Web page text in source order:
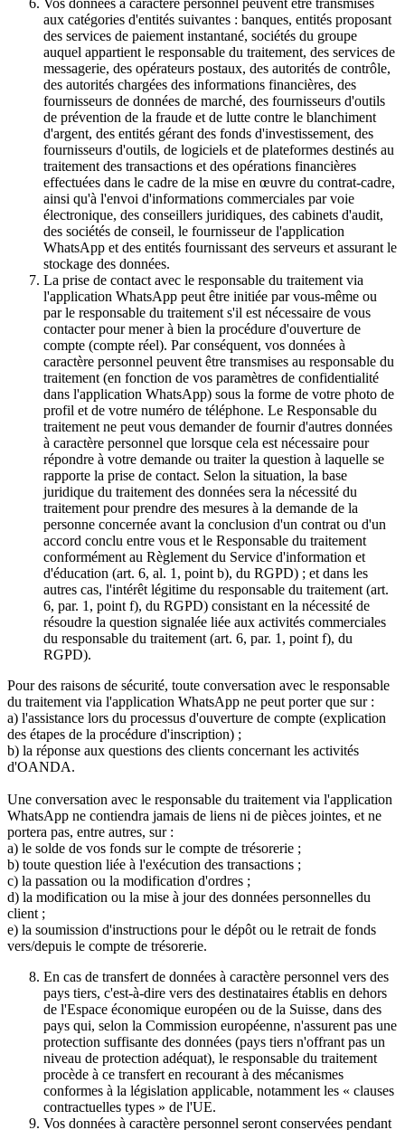
Vos données à caractère personnel peuvent être transmises
aux catégories d'entités suivantes : banques, entités proposant
des services de paiement instantané, sociétés du groupe
auquel appartient le responsable du traitement, des services de
messagerie, des opérateurs postaux, des autorités de contrôle,
des autorités chargées des informations financières, des
fournisseurs de données de marché, des fournisseurs d'outils
de prévention de la fraude et de lutte contre le blanchiment
d'argent, des entités gérant des fonds d'investissement, des
fournisseurs d'outils, de logiciels et de plateformes destinés au
traitement des transactions et des opérations financières
effectuées dans le cadre de la mise en œuvre du contrat-cadre,
ainsi qu'à l'envoi d'informations commerciales par voie
électronique, des conseillers juridiques, des cabinets d'audit,
des sociétés de conseil, le fournisseur de l'application
WhatsApp et des entités fournissant des serveurs et assurant le
stockage des données.
La prise de contact avec le responsable du traitement via
l'application WhatsApp peut être initiée par vous-même ou
par le responsable du traitement s'il est nécessaire de vous
contacter pour mener à bien la procédure d'ouverture de
compte (compte réel). Par conséquent, vos données à
caractère personnel peuvent être transmises au responsable du
traitement (en fonction de vos paramètres de confidentialité
dans l'application WhatsApp) sous la forme de votre photo de
profil et de votre numéro de téléphone. Le Responsable du
traitement ne peut vous demander de fournir d'autres données
à caractère personnel que lorsque cela est nécessaire pour
répondre à votre demande ou traiter la question à laquelle se
rapporte la prise de contact. Selon la situation, la base
juridique du traitement des données sera la nécessité du
traitement pour prendre des mesures à la demande de la
personne concernée avant la conclusion d'un contrat ou d'un
accord conclu entre vous et le Responsable du traitement
conformément au Règlement du Service d'information et
d'éducation (art. 6, al. 1, point b), du RGPD) ; et dans les
autres cas, l'intérêt légitime du responsable du traitement (art.
6, par. 1, point f), du RGPD) consistant en la nécessité de
résoudre la question signalée liée aux activités commerciales
du responsable du traitement (art. 6, par. 1, point f), du
RGPD).
Pour des raisons de sécurité, toute conversation avec le responsable
du traitement via l'application WhatsApp ne peut porter que sur :
a) l'assistance lors du processus d'ouverture de compte (explication
des étapes de la procédure d'inscription) ;
b) la réponse aux questions des clients concernant les activités
d'OANDA.
Une conversation avec le responsable du traitement via l'application
WhatsApp ne contiendra jamais de liens ni de pièces jointes, et ne
portera pas, entre autres, sur :
a) le solde de vos fonds sur le compte de trésorerie ;
b) toute question liée à l'exécution des transactions ;
c) la passation ou la modification d'ordres ;
d) la modification ou la mise à jour des données personnelles du
client ;
e) la soumission d'instructions pour le dépôt ou le retrait de fonds
vers/depuis le compte de trésorerie.
En cas de transfert de données à caractère personnel vers des
pays tiers, c'est-à-dire vers des destinataires établis en dehors
de l'Espace économique européen ou de la Suisse, dans des
pays qui, selon la Commission européenne, n'assurent pas une
protection suffisante des données (pays tiers n'offrant pas un
niveau de protection adéquat), le responsable du traitement
procède à ce transfert en recourant à des mécanismes
conformes à la législation applicable, notamment les « clauses
contractuelles types » de l'UE.
Vos données à caractère personnel seront conservées pendant